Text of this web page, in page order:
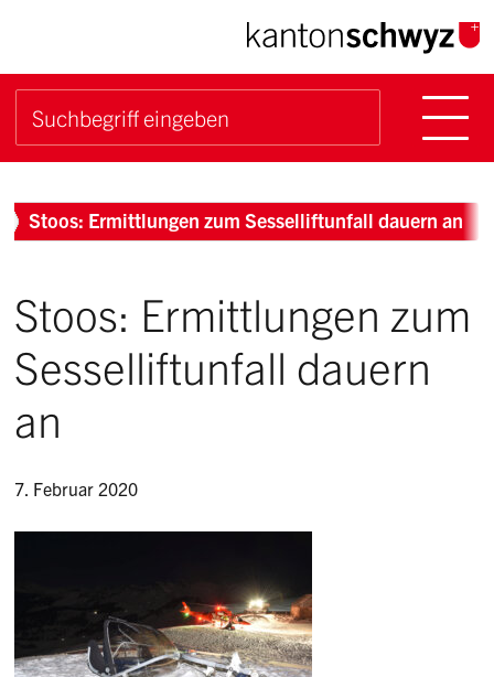
Navigieren im Kanton
Schnellnavigation
Suchbegriff
Breadcrumb
Stoos: Ermittlungen zum Sesselliftunfall dauern an
Stoos: Ermittlungen zum
Sesselliftunfall dauern
an
7. Februar 2020